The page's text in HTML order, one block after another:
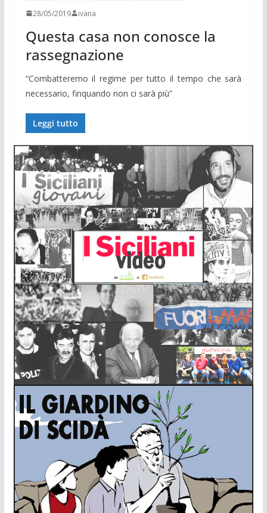
28/05/2019 ivana
Questa casa non conosce la
rassegnazione
“Combatteremo il regime per tutto il tempo che sarà
necessario, finquando non ci sarà più”
Leggi tutto